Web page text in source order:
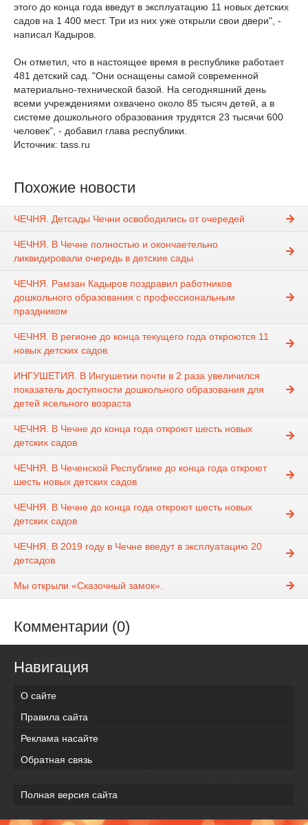
этого до конца года введут в эксплуатацию 11 новых детских
садов на 1 400 мест. Три из них уже открыли свои двери", -
написал Кадыров.
Он отметил, что в настоящее время в республике работает
481 детский сад. "Они оснащены самой современной
материально-технической базой. На сегодняшний день
всеми учреждениями охвачено около 85 тысяч детей, а в
системе дошкольного образования трудятся 23 тысячи 600
человек", - добавил глава республики.
Источник: tass.ru
Похожие новости
ЧЕЧНЯ. Детсады Чечни освободились от очередей
ЧЕЧНЯ. В Чечне полностью и окончаетельно
ликвидировали очередь в детские сады
ЧЕЧНЯ. Рамзан Кадыров поздравил работников
дошкольного образования с профессиональным
праздником
ЧЕЧНЯ. В регионе до конца текущего года откроются 11
новых детских садов
ИНГУШЕТИЯ. В Ингушетии почти в 2 раза увеличился
показатель доступности дошкольного образования для
детей ясельного возраста
ЧЕЧНЯ. В Чечне до конца года откроют шесть новых
детских садов
ЧЕЧНЯ. В Чеченской Республике до конца года откроют
шесть новых детских садов
ЧЕЧНЯ. В Чечне до конца года откроют шесть новых
детских садов
ЧЕЧНЯ. В 2019 году в Чечне введут в эксплуатацию 20
детсадов
Мы открыли «Сказочный замок».
Комментарии (0)
Навигация
О сайте
Правила сайта
Реклама насайте
Обратная связь
Полная версия сайта